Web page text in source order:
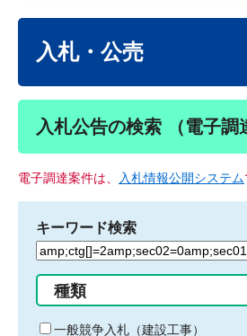
入札・公売
入札公告の検索 （電子調
電子調達案件は、 入札情報公開システム
キーワード検索
検
る
キ
種類
一般競争入札（建設工事）